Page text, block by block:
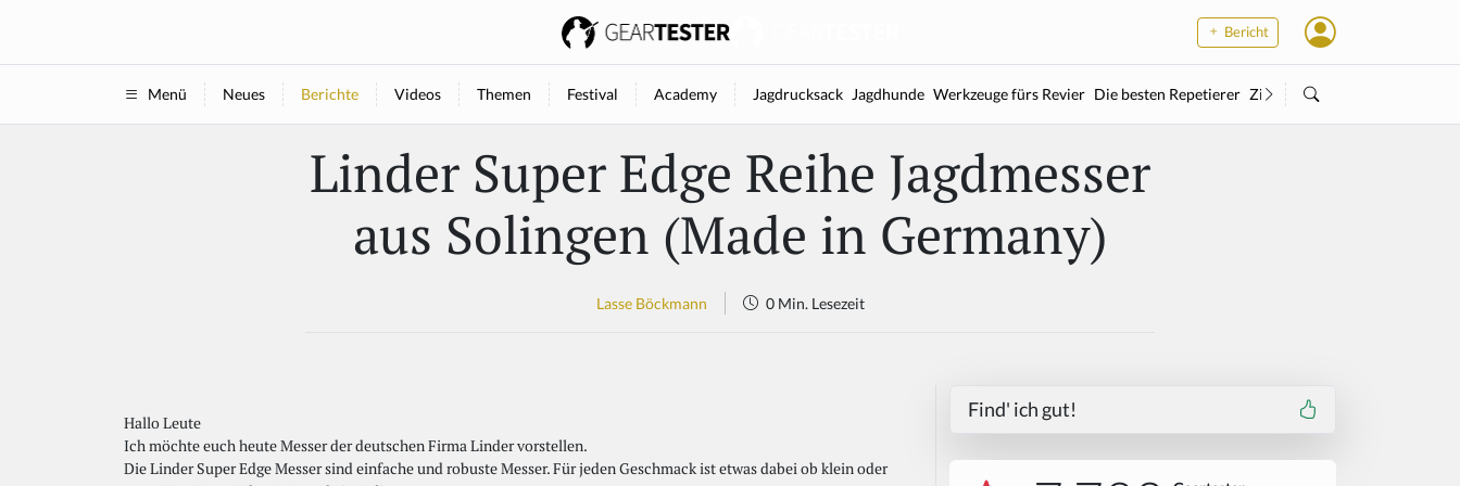
Bericht
Menü Neues Berichte Videos Themen Festival Academy Jagdrucksack Jagdhunde Werkzeuge fürs Revier Die besten Repetierer Zielstock
Linder Super Edge Reihe Jagdmesser
aus Solingen (Made in Germany)
Lasse Böckmann 0 Min. Lesezeit
Hallo Leute
Ich möchte euch heute Messer der deutschen Firma Linder vorstellen.
Die Linder Super Edge Messer sind einfache und robuste Messer. Für jeden Geschmack ist etwas dabei ob klein oder
Find' ich gut!